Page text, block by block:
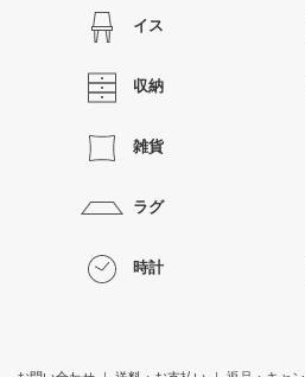
イス
収納
雑貨
ラグ
時計